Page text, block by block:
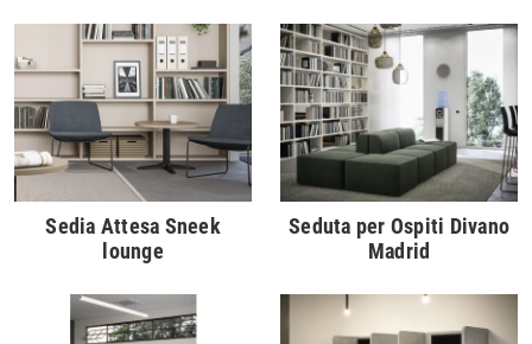
Sedia Attesa Sneek
lounge
Seduta per Ospiti Divano
Madrid